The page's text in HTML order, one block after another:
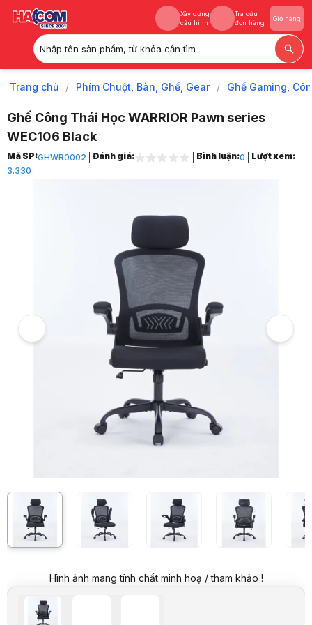
Xây dựng
cấu hình
Tra cứu
đơn hàng
Giỏ hàng
Nhập tên sản phẩm, từ khóa cần tìm
Xây dựng
Tra cứu
Trang chủ / Phím Chuột, Bàn, Ghế, Gear / Ghế Gaming,
Ghế Công Thái Học WARRIOR Pawn series
WEC106 Black
Trang chủ
1
Ghế Công Thái Học WARRIOR Pawn series WEC106 Black
Hình ảnh và video sản phẩm
Ghế Công Thái Học WARRIOR Pawn series WEC106 Black
Giá niêm yết:
2.399.000 VND
Giá khuyến mại:
1.099.000 VND Tiết kiệm 1.300.000 VND (-54%)
Giá mua online:
1.599.000 VND Tiết kiệm 800.000 VND (-33%)
Giá mua trả góp (6 tháng):
266.500 VND / tháng
Trả góp qua thẻ VISA (12 tháng):133.250 VND / tháng
WARRIOR
Order trước – giao sau
Ghế công thái học ergonomic WARRIOR Pawn Series WEC106
Lưng lưới thoáng mát
Đệm mông siêu mềm, bọc vải thông thoáng
Kê tay có thể gập gọn thuận tiện
Có tích hợp gối đầu
Trụ gas Class 2 chất lượng cao
Thông số kỹ thuật
Tên sản phẩm
Mã SP:GHWR0002 Đánh giá: Bình luận:0
Lượt xem:
3.330
Hình ảnh mang tính chất minh hoạ / tham khảo !